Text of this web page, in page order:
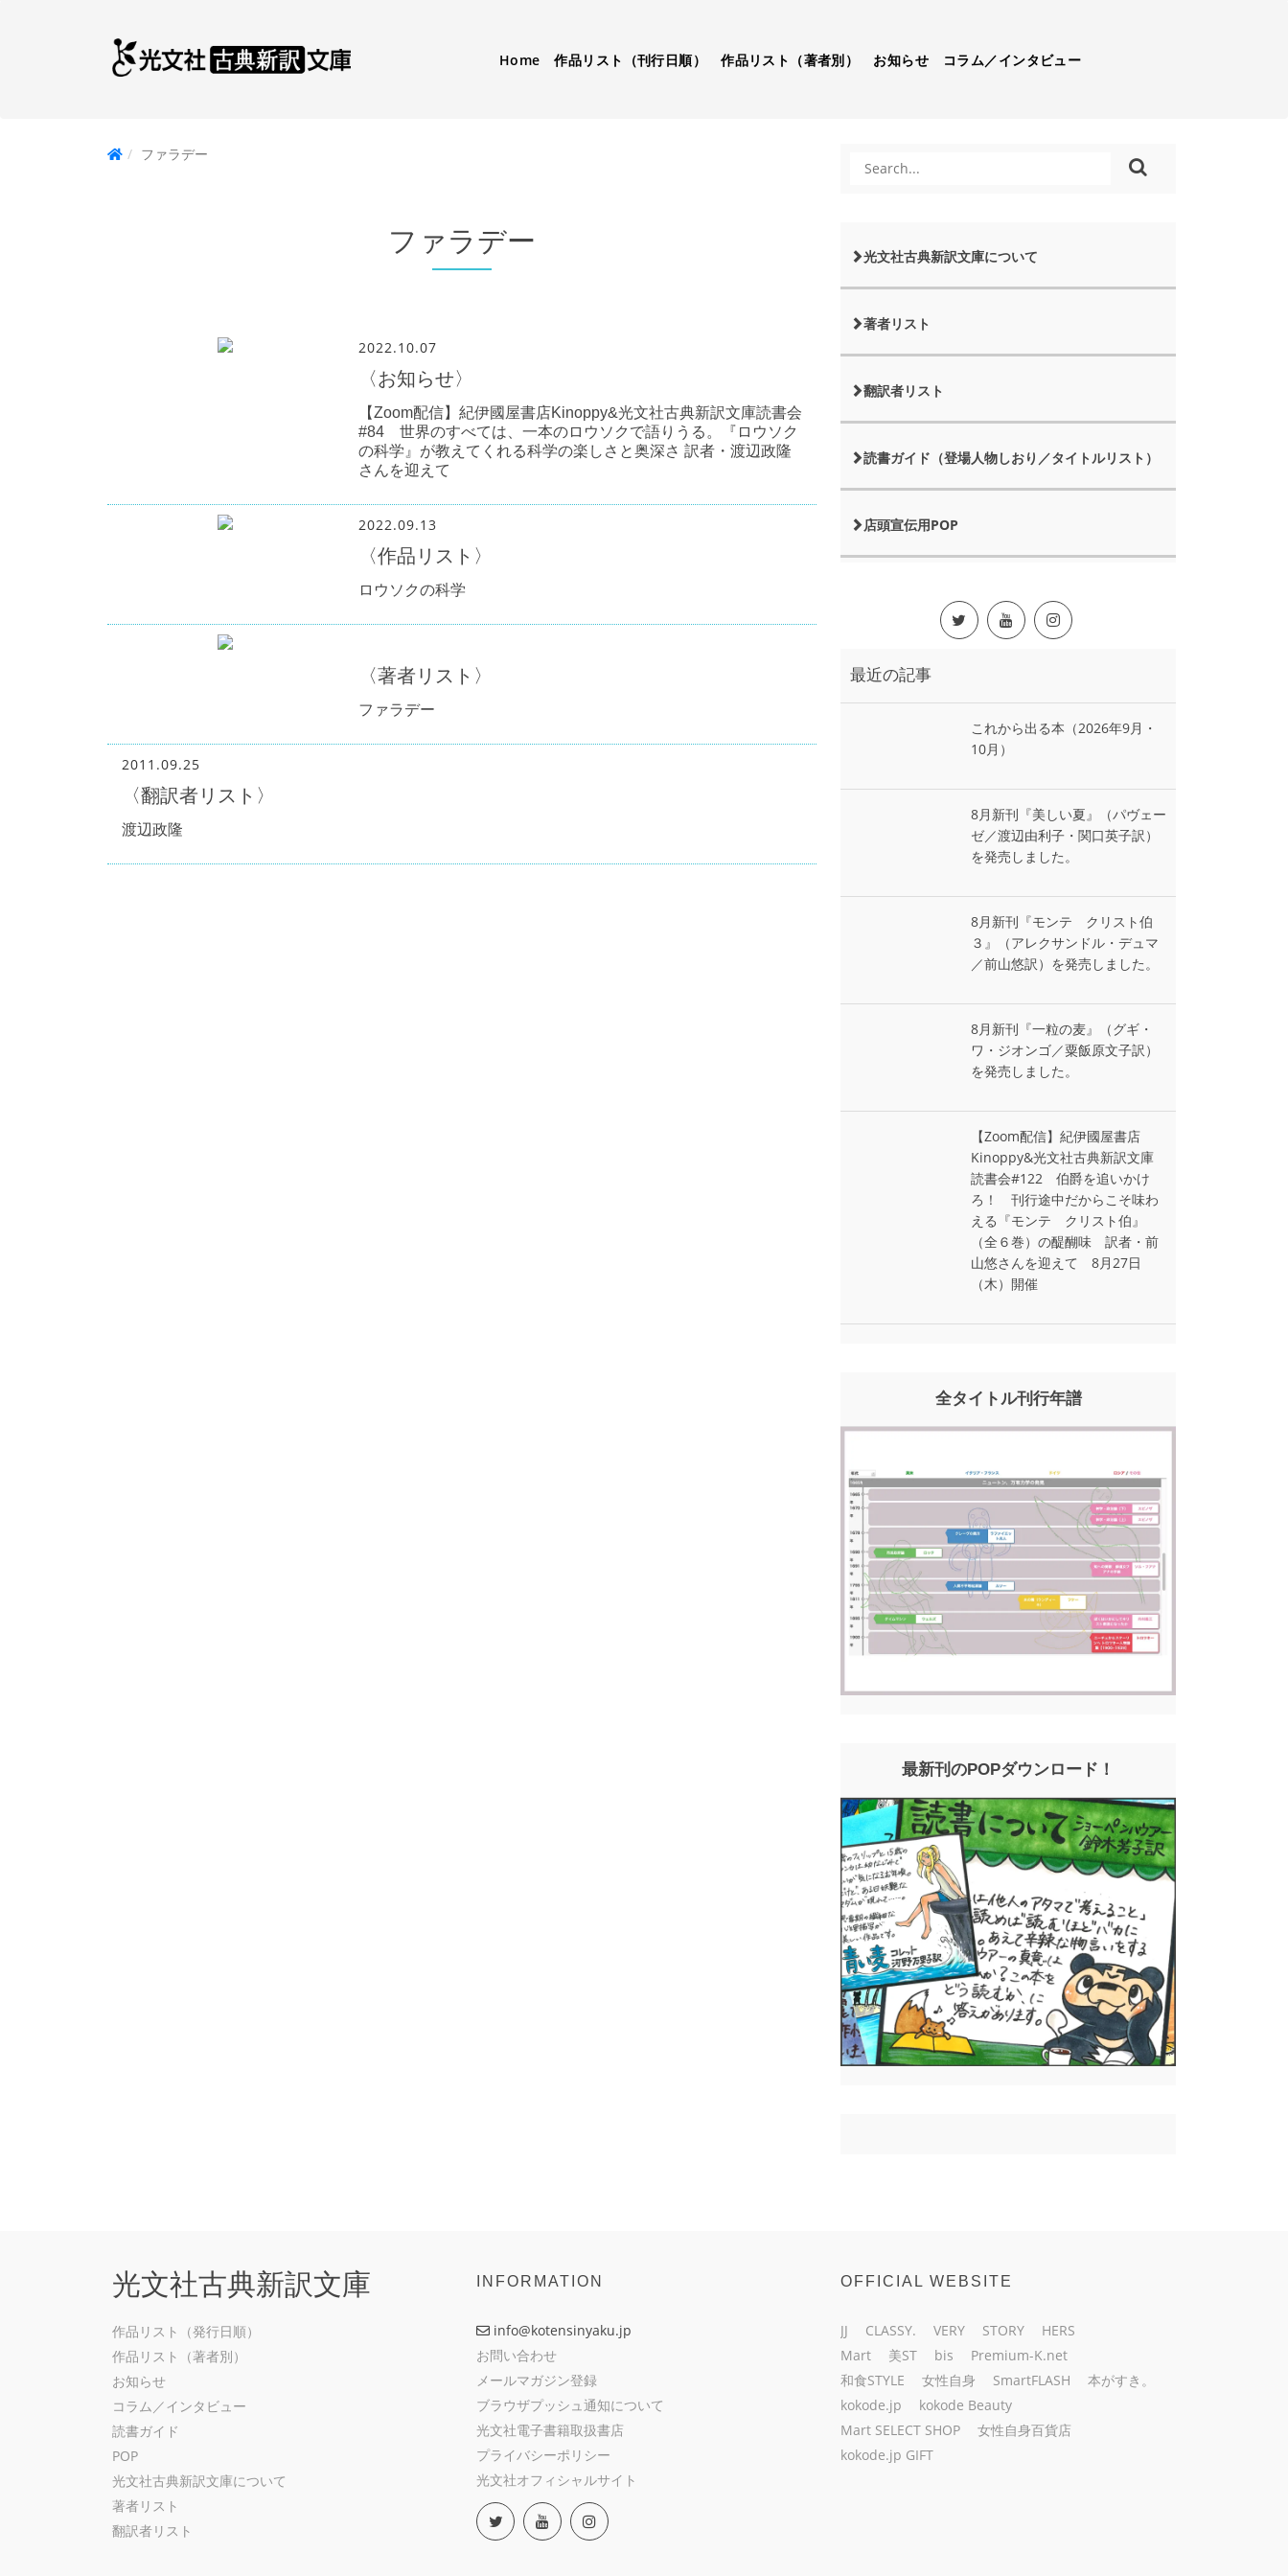
Home 作品リスト（刊行日順） 作品リスト（著者別） お知らせ コラム／インタビュー
ファラデー
ファラデー
2022.10.07
〈お知らせ〉
【Zoom配信】紀伊國屋書店Kinoppy&光文社古典新訳文庫読書会
#84 世界のすべては、一本のロウソクで語りうる。『ロウソク
の科学』が教えてくれる科学の楽しさと奥深さ 訳者・渡辺政隆
さんを迎えて
2022.09.13
〈作品リスト〉
ロウソクの科学
〈著者リスト〉
ファラデー
2011.09.25
〈翻訳者リスト〉
渡辺政隆
光文社古典新訳文庫について
著者リスト
翻訳者リスト
読書ガイド（登場人物しおり／タイトルリスト）
店頭宣伝用POP
最近の記事
これから出る本（2026年9月・
10月）
8月新刊『美しい夏』（パヴェー
ゼ／渡辺由利子・関口英子訳）
を発売しました。
8月新刊『モンテ゠クリスト伯
３』（アレクサンドル・デュマ
／前山悠訳）を発売しました。
8月新刊『一粒の麦』（グギ・
ワ・ジオンゴ／粟飯原文子訳）
を発売しました。
【Zoom配信】紀伊國屋書店
Kinoppy&光文社古典新訳文庫
読書会#122 伯爵を追いかけ
ろ！ 刊行途中だからこそ味わ
える『モンテ゠クリスト伯』
（全６巻）の醍醐味 訳者・前
山悠さんを迎えて 8月27日
（木）開催
全タイトル刊行年譜
最新刊のPOPダウンロード！
光文社古典新訳文庫
作品リスト（発行日順）
作品リスト（著者別）
お知らせ
コラム／インタビュー
読書ガイド
POP
光文社古典新訳文庫について
著者リスト
翻訳者リスト
INFORMATION
info@kotensinyaku.jp
お問い合わせ
メールマガジン登録
ブラウザプッシュ通知について
光文社電子書籍取扱書店
プライバシーポリシー
光文社オフィシャルサイト
OFFICIAL WEBSITE
JJ CLASSY. VERY STORY
HERS
Mart
美ST bis
Premium-K.net
和食STYLE
女性自身 SmartFLASH
本がすき。
kokode.jp
kokode Beauty
Mart SELECT SHOP
女性自身百貨店
kokode.jp GIFT